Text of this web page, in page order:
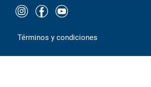
Términos y condiciones